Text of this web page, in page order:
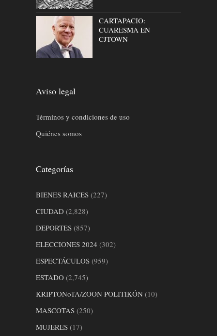
CARTAPACIO:
CUARESMA EN
CJTOWN
Aviso legal
Términos y condiciones de uso
Quiénes somos
Categorías
BIENES RAICES (227)
CIUDAD (2,828)
DEPORTES (857)
ELECCIONES 2024 (302)
ESPECTÁCULOS (959)
ESTADO (2,745)
KRIPTONoTA/ZOON POLITIKÓN (10)
MASCOTAS (250)
MUJERES (17)